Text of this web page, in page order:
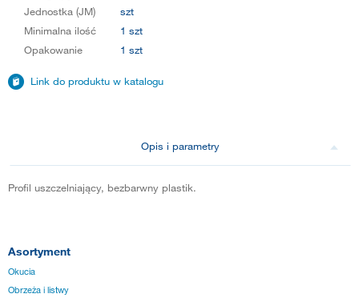
Jednostka (JM)
szt
Minimalna ilość
1 szt
Opakowanie
1 szt
Link do produktu w katalogu
Opis i parametry
Profil uszczelniający, bezbarwny plastik.
Asortyment
Okucia
Obrzeża i listwy